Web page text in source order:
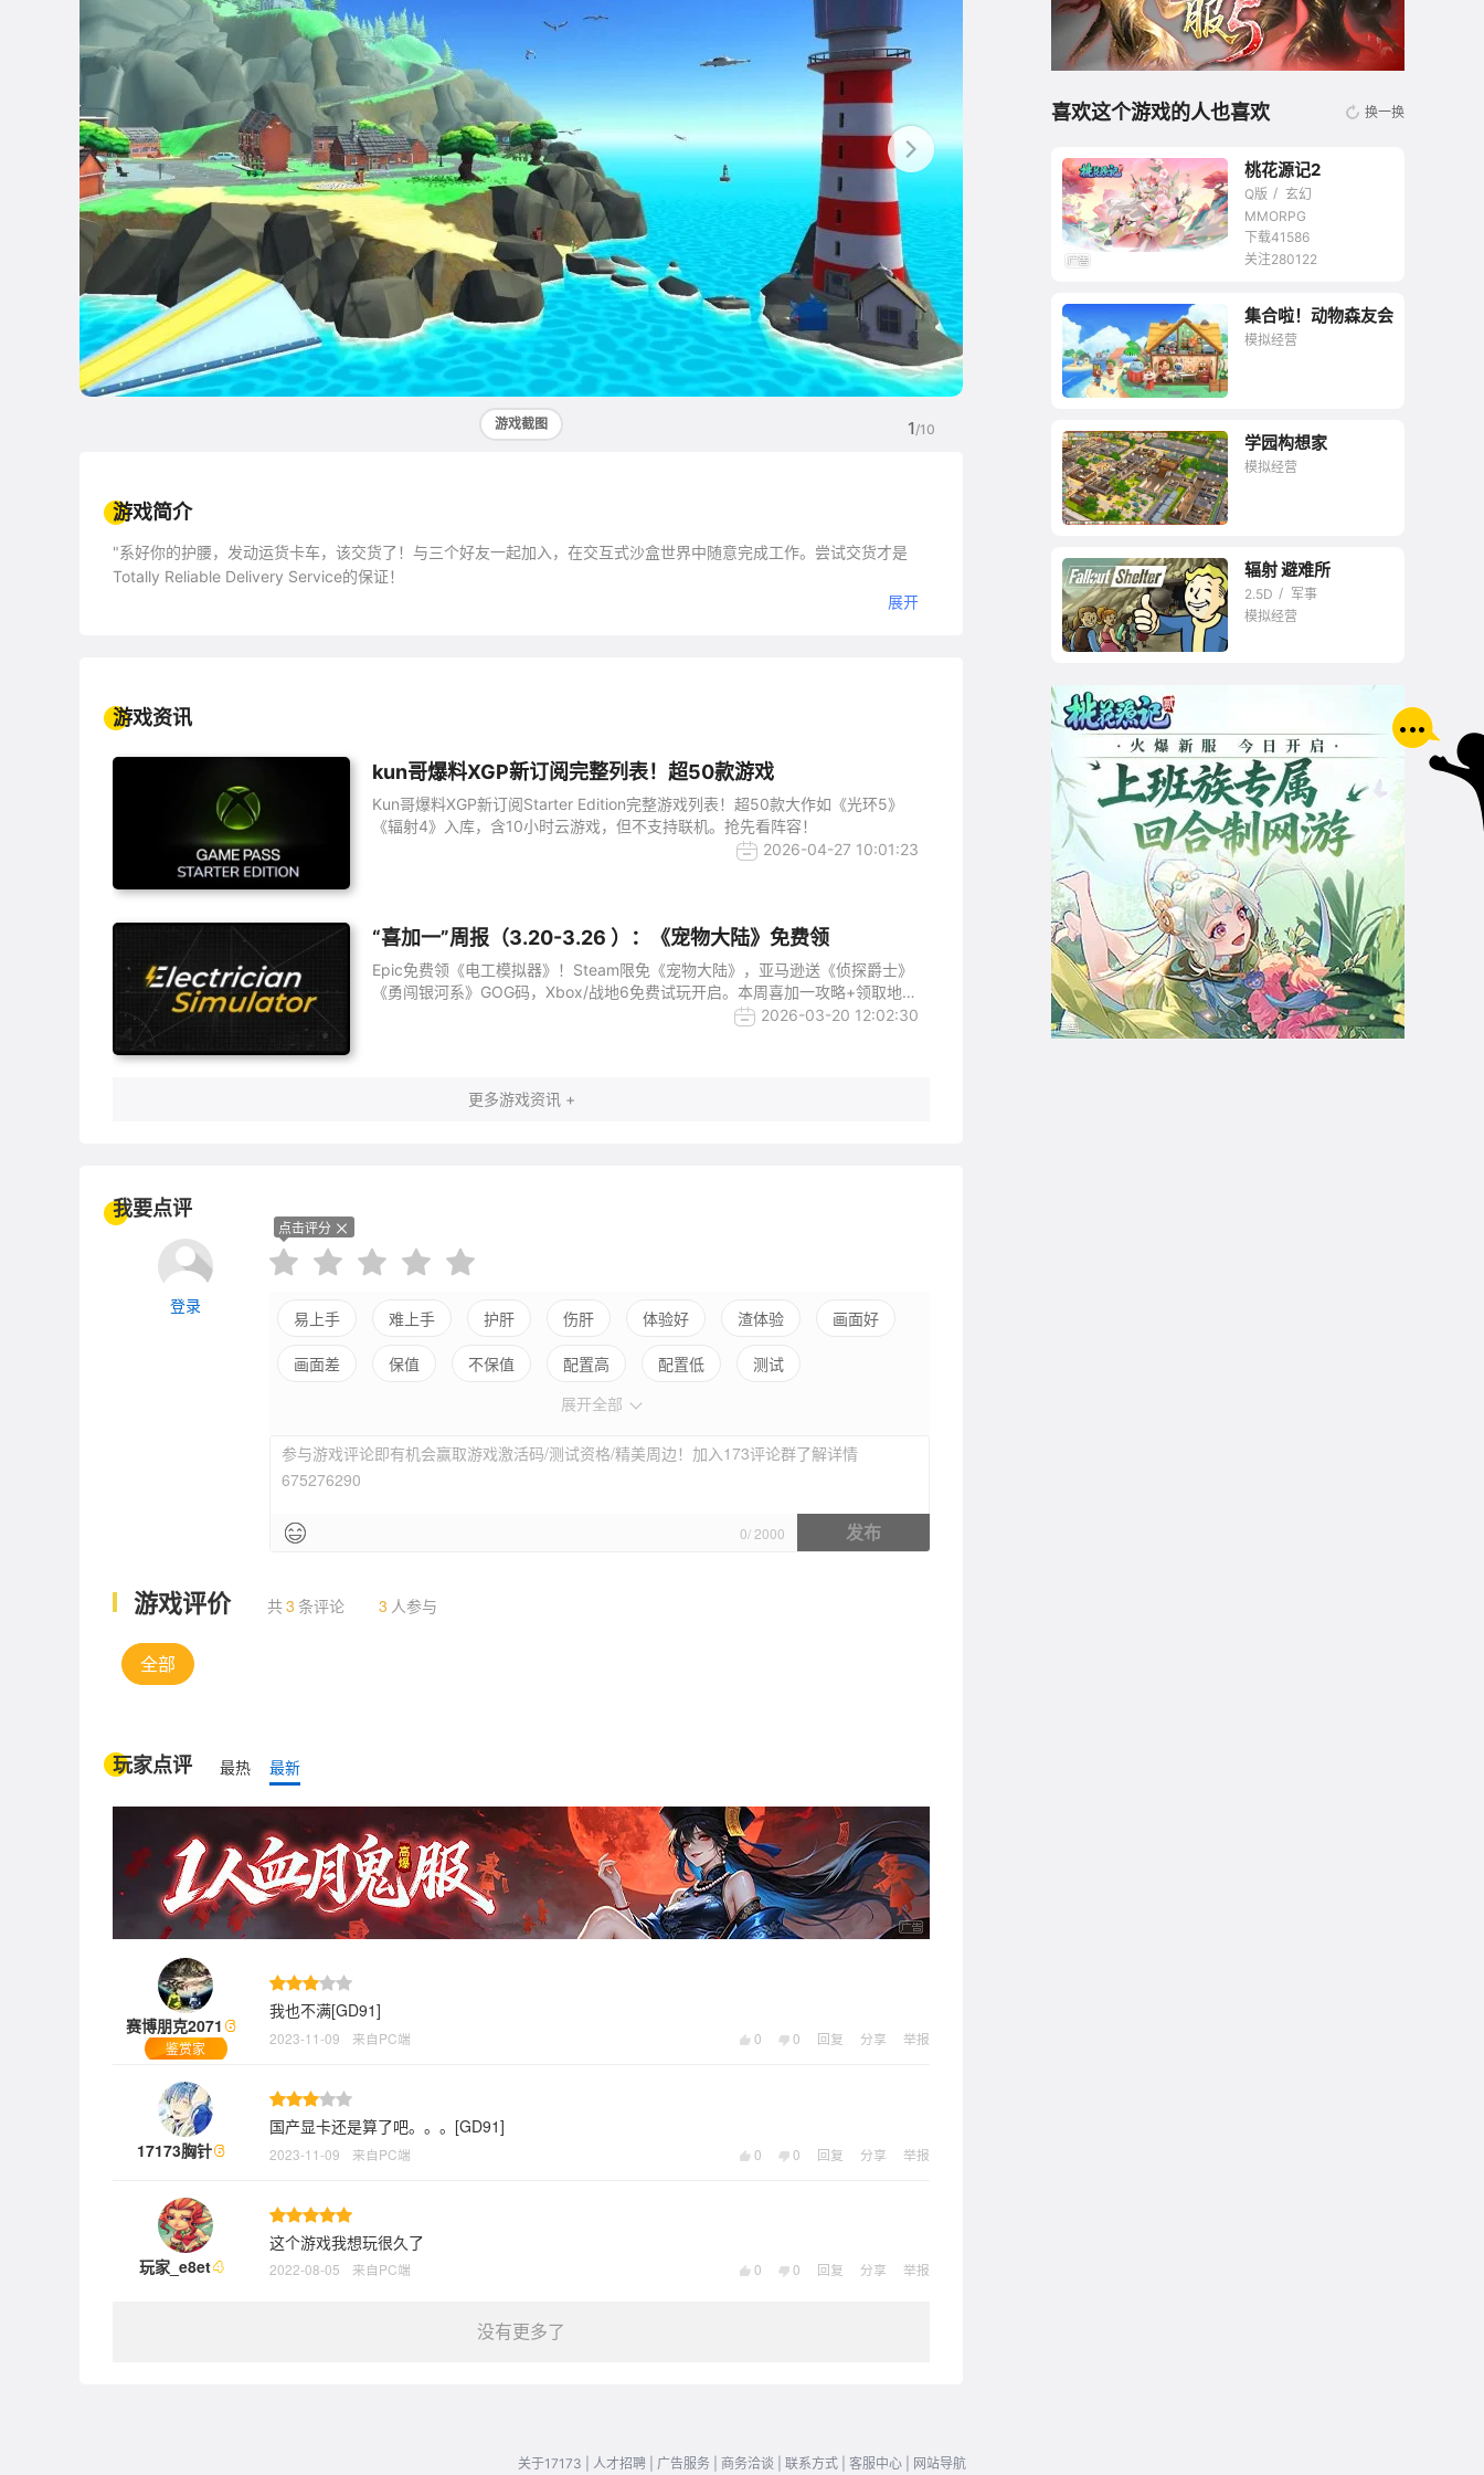
1/10
游戏截图
游戏简介
"系好你的护腰，发动运货卡车，该交货了！与三个好友一起加入，在交互式沙盒世界中随意完成工作。尝试交货才是
Totally Reliable Delivery Service的保证！
可控的随意混乱：无法预料的布娃娃物理系统搭配灵敏的平台。轻松地冲刺、跳跃、俯冲和抓扭，但是撞到某些物体，
纷扰的世界：交货空闲时休息一下，胡闹一会！这个世界到处是玩具、车辆和机器，都可用于工作或娱乐。
怪咖：自定义你的蓝领工人，抓紧时间，是时候交货了！"
展开
游戏资讯
kun哥爆料XGP新订阅完整列表！超50款游戏
Kun哥爆料XGP新订阅Starter Edition完整游戏列表！超50款大作如《光环5》
《辐射4》入库，含10小时云游戏，但不支持联机。抢先看阵容！
2026-04-27 10:01:23
“喜加一”周报（3.20-3.26 ）：《宠物大陆》免费领
Epic免费领《电工模拟器》！Steam限免《宠物大陆》，亚马逊送《侦探爵士》
《勇闯银河系》GOG码，Xbox/战地6免费试玩开启。本周喜加一攻略+领取地址
2026-03-20 12:02:30
更多游戏资讯 +
我要点评
登录
点击评分
易上手 难上手 护肝 伤肝 体验好 渣体验 画面好
画面差 保值 不保值 配置高 配置低
测试
展开全部
参与游戏评论即有机会赢取游戏激活码/测试资格/精美周边！加入173评论群了解详情
675276290
0/ 2000 发布
游戏评价 共3 条评论 3 人参与
全部
玩家点评 最热 最新
赛博朋克2071
鉴赏家
我也不满[GD91]
2023-11-09 来自PC端 0 0 回复 分享 举报
17173胸针
国产显卡还是算了吧。。。[GD91]
2023-11-09 来自PC端 0 0 回复 分享 举报
玩家_e8et
这个游戏我想玩很久了
2022-08-05 来自PC端 0 0 回复 分享 举报
没有更多了
喜欢这个游戏的人也喜欢 换一换
网游
桃花源记2
Q版
玄幻
MMORPG
下载41586
关注280122
幸福的本质就是平凡
的快乐
集合啦！动物森友会
模拟经营
中国特色的秃头校长
之路
学园构想家
模拟经营
辐射 避难所
2.5D
军事
模拟经营
关于17173 人才招聘 广告服务 商务洽谈 联系方式 客服中心 网站导航